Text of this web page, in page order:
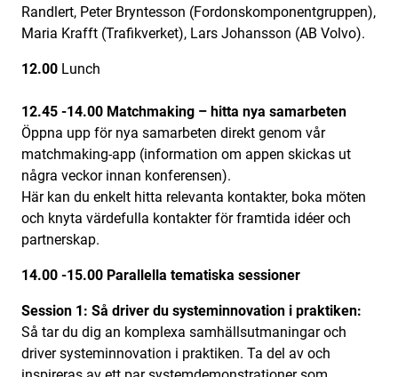
Randlert, Peter Bryntesson (Fordonskomponentgruppen),
Maria Krafft (Trafikverket), Lars Johansson (AB Volvo).
12.00 Lunch
12.45 -14.00 Matchmaking – hitta nya samarbeten
Öppna upp för nya samarbeten direkt genom vår
matchmaking-app (information om appen skickas ut
några veckor innan konferensen).
Här kan du enkelt hitta relevanta kontakter, boka möten
och knyta värdefulla kontakter för framtida idéer och
partnerskap.
14.00 -15.00 Parallella tematiska sessioner
Session 1: Så driver du systeminnovation i praktiken:
Så tar du dig an komplexa samhällsutmaningar och
driver systeminnovation i praktiken. Ta del av och